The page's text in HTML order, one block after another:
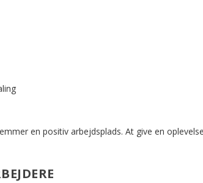
en positiv arbejdsplads. At give en